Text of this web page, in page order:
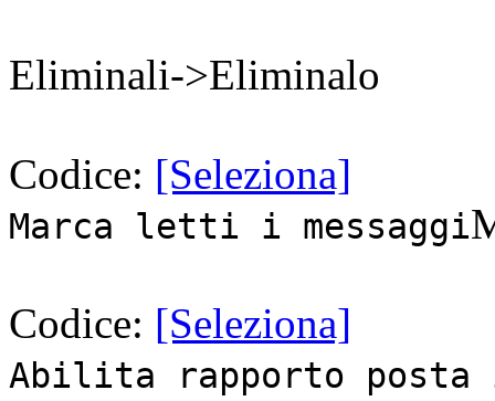
Eliminali->Eliminalo
Codice: [Seleziona]
Marca letti i messaggi
Codice: [Seleziona]
Abilita rapporto posta